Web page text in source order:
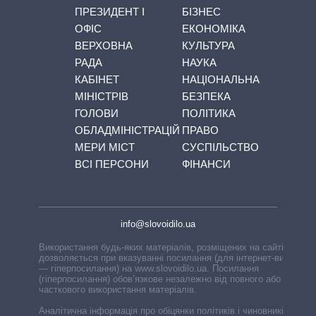
ПРЕЗИДЕНТ І
ОФІС
ВЕРХОВНА
РАДА
КАБІНЕТ
МІНІСТРІВ
ГОЛОВИ
ОБЛАДМІНІСТРАЦІЙ
МЕРИ МІСТ
ВСІ ПЕРСОНИ
БІЗНЕС
ЕКОНОМІКА
КУЛЬТУРА
НАУКА
НАЦІОНАЛЬНА
БЕЗПЕКА
ПОЛІТИКА
ПРАВО
СУСПІЛЬСТВО
ФІНАНСИ
info@slovoidilo.ua
Використання будь-яких матеріалів, розміщених на сайті,
дозволяється при вказуванні посилання (для інтернет-видань
— гіперпосилання) на www.slovoidilo.ua. Посилання
(гіперпосилання) обов’язкове незалежно від повного або
часткового використання матеріалів.
Аналітична інформація про обіцянки політиків і чиновників,